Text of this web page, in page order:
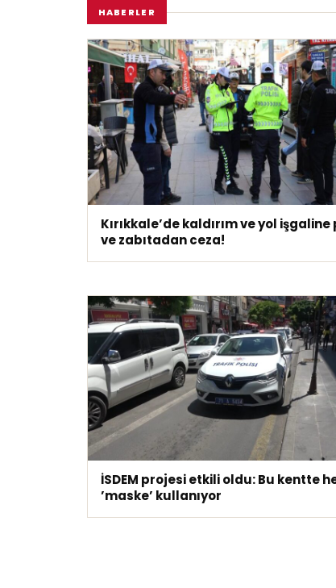
HABERLER
Kırıkkale’de kaldırım ve yol işgaline
ve zabıtadan ceza!
İSDEM projesi etkili oldu: Bu kentte
’maske’ kullanıyor